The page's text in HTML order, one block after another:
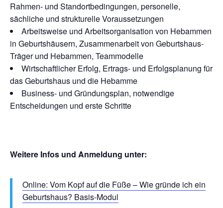
Rahmen- und Standortbedingungen, personelle,
sächliche und strukturelle Voraussetzungen
Arbeitsweise und Arbeitsorganisation von Hebammen
in Geburtshäusern, Zusammenarbeit von Geburtshaus-
Träger und Hebammen, Teammodelle
Wirtschaftlicher Erfolg, Ertrags- und Erfolgsplanung für
das Geburtshaus und die Hebamme
Business- und Gründungsplan, notwendige
Entscheidungen und erste Schritte
Weitere Infos und Anmeldung unter:
Online: Vom Kopf auf die Füße – Wie gründe ich ein
Geburtshaus? Basis-Modul